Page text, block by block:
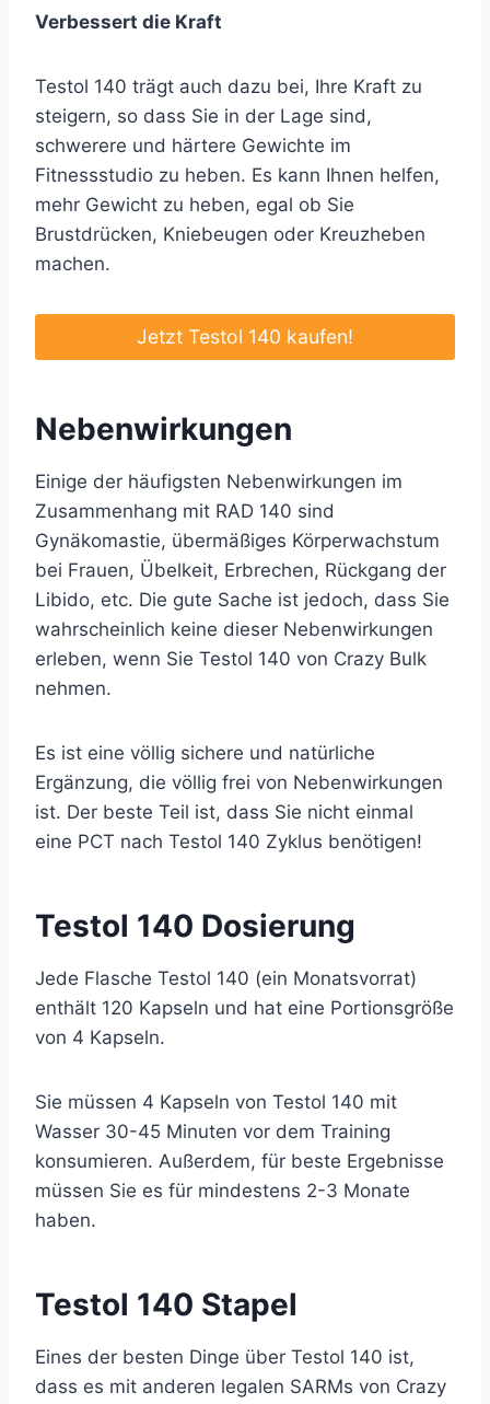
Verbessert die Kraft
Testol 140 trägt auch dazu bei, Ihre Kraft zu
steigern, so dass Sie in der Lage sind,
schwerere und härtere Gewichte im
Fitnessstudio zu heben. Es kann Ihnen helfen,
mehr Gewicht zu heben, egal ob Sie
Brustdrücken, Kniebeugen oder Kreuzheben
machen.
Jetzt Testol 140 kaufen!
Nebenwirkungen
Einige der häufigsten Nebenwirkungen im
Zusammenhang mit RAD 140 sind
Gynäkomastie, übermäßiges Körperwachstum
bei Frauen, Übelkeit, Erbrechen, Rückgang der
Libido, etc. Die gute Sache ist jedoch, dass Sie
wahrscheinlich keine dieser Nebenwirkungen
erleben, wenn Sie Testol 140 von Crazy Bulk
nehmen.
Es ist eine völlig sichere und natürliche
Ergänzung, die völlig frei von Nebenwirkungen
ist. Der beste Teil ist, dass Sie nicht einmal
eine PCT nach Testol 140 Zyklus benötigen!
Testol 140 Dosierung
Jede Flasche Testol 140 (ein Monatsvorrat)
enthält 120 Kapseln und hat eine Portionsgröße
von 4 Kapseln.
Sie müssen 4 Kapseln von Testol 140 mit
Wasser 30-45 Minuten vor dem Training
konsumieren. Außerdem, für beste Ergebnisse
müssen Sie es für mindestens 2-3 Monate
haben.
Testol 140 Stapel
Eines der besten Dinge über Testol 140 ist,
dass es mit anderen legalen SARMs von Crazy